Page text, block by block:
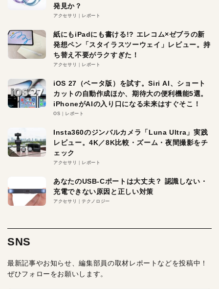
発見か？
アクセサリ レポート
紙にもiPadにも書ける!? エレコム×ゼブラの新
発想ペン「スタイラスツーウェイ」レビュー。持
ち替え不要がラクすぎた！
アクセサリ レポート
iOS 27（ベータ版）を試す。Siri AI、ショート
カットの自動作成ほか、期待大の便利機能5選。
iPhoneがAIの入り口になる未来はすぐそこ！
OS レポート
Insta360のジンバルカメラ「Luna Ultra」実践
レビュー。4K／8K比較・ズーム・夜間撮影をチ
ェック
アクセサリ レポート
あなたのUSB-Cポートは大丈夫？ 認識しない・
充電できない原因と正しい対策
アクセサリ テクノロジー
SNS
最新記事やお知らせ、編集部員の取材レポートなどを投稿中！
ぜひフォローをお願いします。